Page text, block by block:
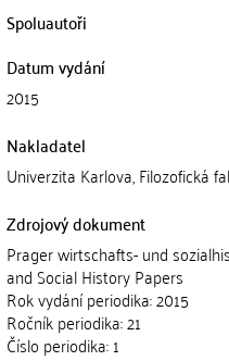
Spoluautoři
Datum vydání
2015
Nakladatel
Univerzita Karlova, Filozofická
Zdrojový dokument
Prager wirtschafts- und
and Social History Papers
Rok vydání periodika: 2015
Ročník periodika: 21
Číslo periodika: 1